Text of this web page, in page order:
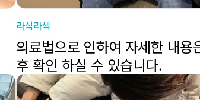
라식라섹
의료법으로 인하여 자세한 내용
후 확인 하실 수 있습니다.